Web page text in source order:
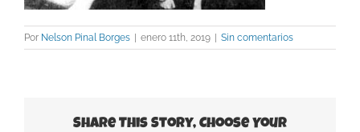
Por Nelson Pinal Borges | enero 11th, 2019 | Sin comentarios
Share This Story, Choose Your